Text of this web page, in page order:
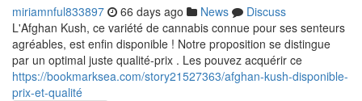
miriamnful833897 66 days ago News
Discuss
L'Afghan Kush, ce variété de cannabis connue pour ses senteurs
agréables, est enfin disponible ! Notre proposition se distingue
par un optimal juste qualité-prix . Les pouvez acquérir ce
https://bookmarksea.com/story21527363/afghan-kush-disponible-
prix-et-qualité